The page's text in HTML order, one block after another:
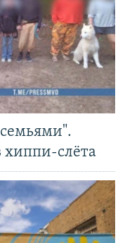
хиппи-слёта